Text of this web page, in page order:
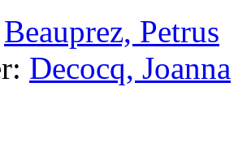
Beauprez, Petrus
Decocq, Joanna